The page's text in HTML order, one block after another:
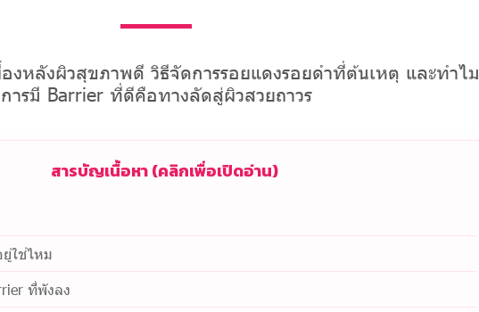
องหลังผิวสุขภาพดี วิธีจัดการรอยแดงรอยดำที่ต้นเหตุ และทำไม
การมี Barrier ที่ดีคือทางลัดสู่ผิวสวยถาวร
สารบัญเนื้อหา (คลิกเพื่อเปิดอ่าน)
ใช่ไหม
ที่พังลง